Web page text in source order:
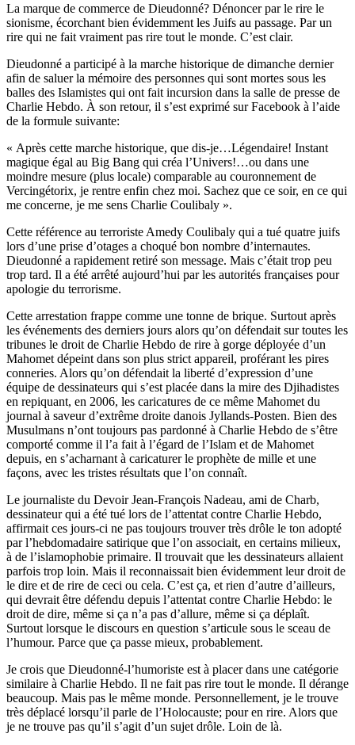
La marque de commerce de Dieudonné? Dénoncer par le rire le
sionisme, écorchant bien évidemment les Juifs au passage. Par un
rire qui ne fait vraiment pas rire tout le monde. C’est clair.
Dieudonné a participé à la marche historique de dimanche dernier
afin de saluer la mémoire des personnes qui sont mortes sous les
balles des Islamistes qui ont fait incursion dans la salle de presse de
Charlie Hebdo. À son retour, il s’est exprimé sur Facebook à l’aide
de la formule suivante:
« Après cette marche historique, que dis-je…Légendaire! Instant
magique égal au Big Bang qui créa l’Univers!…ou dans une
moindre mesure (plus locale) comparable au couronnement de
Vercingétorix, je rentre enfin chez moi. Sachez que ce soir, en ce qui
me concerne, je me sens Charlie Coulibaly ».
Cette référence au terroriste Amedy Coulibaly qui a tué quatre juifs
lors d’une prise d’otages a choqué bon nombre d’internautes.
Dieudonné a rapidement retiré son message. Mais c’était trop peu
trop tard. Il a été arrêté aujourd’hui par les autorités françaises pour
apologie du terrorisme.
Cette arrestation frappe comme une tonne de brique. Surtout après
les événements des derniers jours alors qu’on défendait sur toutes les
tribunes le droit de Charlie Hebdo de rire à gorge déployée d’un
Mahomet dépeint dans son plus strict appareil, proférant les pires
conneries. Alors qu’on défendait la liberté d’expression d’une
équipe de dessinateurs qui s’est placée dans la mire des Djihadistes
en repiquant, en 2006, les caricatures de ce même Mahomet du
journal à saveur d’extrême droite danois Jyllands-Posten. Bien des
Musulmans n’ont toujours pas pardonné à Charlie Hebdo de s’être
comporté comme il l’a fait à l’égard de l’Islam et de Mahomet
depuis, en s’acharnant à caricaturer le prophète de mille et une
façons, avec les tristes résultats que l’on connaît.
Le journaliste du Devoir Jean-François Nadeau, ami de Charb,
dessinateur qui a été tué lors de l’attentat contre Charlie Hebdo,
affirmait ces jours-ci ne pas toujours trouver très drôle le ton adopté
par l’hebdomadaire satirique que l’on associait, en certains milieux,
à de l’islamophobie primaire. Il trouvait que les dessinateurs allaient
parfois trop loin. Mais il reconnaissait bien évidemment leur droit de
le dire et de rire de ceci ou cela. C’est ça, et rien d’autre d’ailleurs,
qui devrait être défendu depuis l’attentat contre Charlie Hebdo: le
droit de dire, même si ça n’a pas d’allure, même si ça déplaît.
Surtout lorsque le discours en question s’articule sous le sceau de
l’humour. Parce que ça passe mieux, probablement.
Je crois que Dieudonné-l’humoriste est à placer dans une catégorie
similaire à Charlie Hebdo. Il ne fait pas rire tout le monde. Il dérange
beaucoup. Mais pas le même monde. Personnellement, je le trouve
très déplacé lorsqu’il parle de l’Holocauste; pour en rire. Alors que
je ne trouve pas qu’il s’agit d’un sujet drôle. Loin de là.